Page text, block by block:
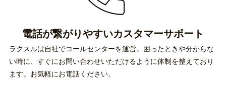
電話が繋がりやすいカスタマーサポート
ラクスルは自社でコールセンターを運営。困ったときや分からな
い時に、すぐにお問い合わせいただけるように体制を整えており
ます。お気軽にお電話ください。